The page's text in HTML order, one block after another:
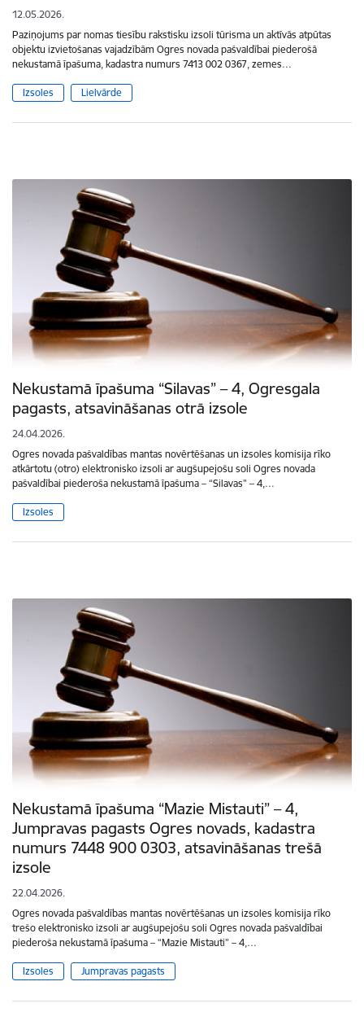
12.05.2026.
Paziņojums par nomas tiesību rakstisku izsoli tūrisma un aktīvās atpūtas
objektu izvietošanas vajadzībām Ogres novada pašvaldībai piederošā
nekustamā īpašuma, kadastra numurs 7413 002 0367, zemes…
Izsoles Lielvārde
Nekustamā īpašuma “Silavas” – 4, Ogresgala
pagasts, atsavināšanas otrā izsole
24.04.2026.
Ogres novada pašvaldības mantas novērtēšanas un izsoles komisija rīko
atkārtotu (otro) elektronisko izsoli ar augšupejošu soli Ogres novada
pašvaldībai piederoša nekustamā īpašuma – “Silavas” – 4,…
Izsoles
Nekustamā īpašuma “Mazie Mistauti” – 4,
Jumpravas pagasts Ogres novads, kadastra
numurs 7448 900 0303, atsavināšanas trešā
izsole
22.04.2026.
Ogres novada pašvaldības mantas novērtēšanas un izsoles komisija rīko
trešo elektronisko izsoli ar augšupejošu soli Ogres novada pašvaldībai
piederoša nekustamā īpašuma – “Mazie Mistauti” – 4,…
Izsoles Jumpravas pagasts